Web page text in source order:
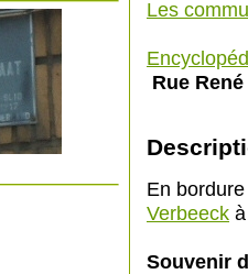
Les
Rue
En
Verbeeck
Souvenir